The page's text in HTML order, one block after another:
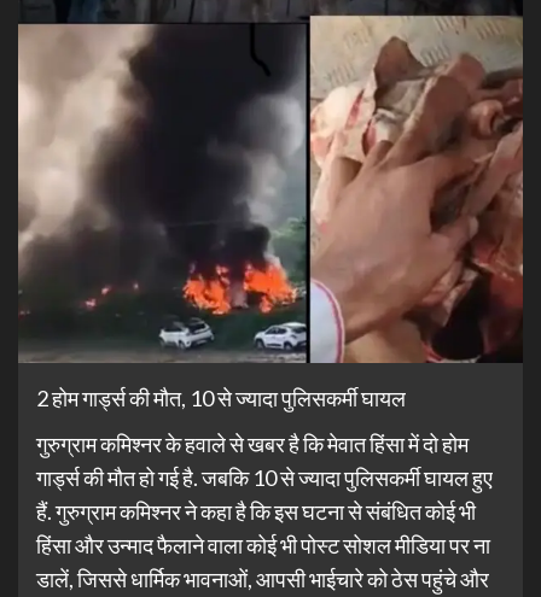
2 होम गार्ड्स की मौत, 10 से ज्यादा पुलिसकर्मी घायल
गुरुग्राम कमिश्नर के हवाले से खबर है कि मेवात हिंसा में दो होम
गार्ड्स की मौत हो गई है. जबकि 10 से ज्यादा पुलिसकर्मी घायल हुए
हैं. गुरुग्राम कमिश्नर ने कहा है कि इस घटना से संबंधित कोई भी
हिंसा और उन्माद फैलाने वाला कोई भी पोस्ट सोशल मीडिया पर ना
डालें, जिससे धार्मिक भावनाओं, आपसी भाईचारे को ठेस पहुंचे और